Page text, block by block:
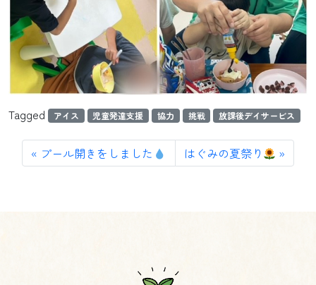
Tagged アイス 児童発達支援 協力 挑戦 放課後デイサービス
プール開きをしました はぐみの夏祭り